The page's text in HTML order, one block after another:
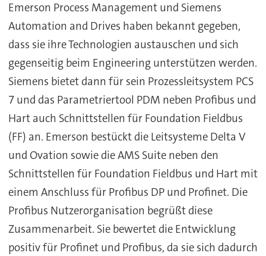
Emerson Process Management und Siemens
Automation and Drives haben bekannt gegeben,
dass sie ihre Technologien austauschen und sich
gegenseitig beim Engineering unterstützen werden.
Siemens bietet dann für sein Prozessleitsystem PCS
7 und das Parametriertool PDM neben Profibus und
Hart auch Schnittstellen für Foundation Fieldbus
(FF) an. Emerson bestückt die Leitsysteme Delta V
und Ovation sowie die AMS Suite neben den
Schnittstellen für Foundation Fieldbus und Hart mit
einem Anschluss für Profibus DP und Profinet. Die
Profibus Nutzerorganisation begrüßt diese
Zusammenarbeit. Sie bewertet die Entwicklung
positiv für Profinet und Profibus, da sie sich dadurch